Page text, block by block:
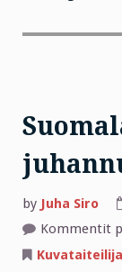
by Juha Siro
Kommentit